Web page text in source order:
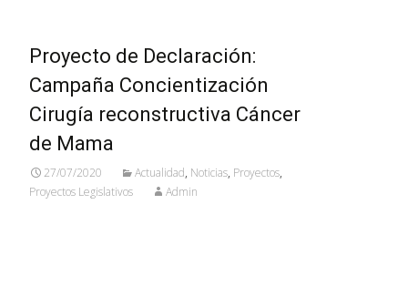
Proyecto de Declaración:
Campaña Concientización
Cirugía reconstructiva Cáncer
de Mama
27/07/2020 Actualidad, Noticias, Proyectos,
Proyectos Legislativos
Admin